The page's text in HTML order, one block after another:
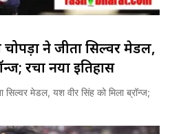
ने जीता सिल्वर मेडल,
रचा नया इतिहास
मेडल, यश वीर सिंह को मिला ब्रॉन्ज;